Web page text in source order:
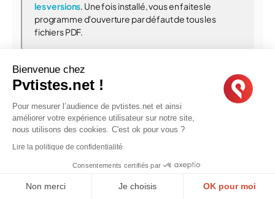
les versions. Une fois installé, vous en faites le
programme d'ouverture par défaut de tous les
fichiers PDF.
Merci beaucoup ! Top !!
1 2 3 4 ...
inscrire.
Bienvenue chez
Pvtistes.net !
Pour mesurer l’audience de pvtistes.net et ainsi
améliorer votre expérience utilisateur sur notre site,
nous utilisons des cookies. C'est ok pour vous ?
Lire la politique de confidentialité
Consentements certifiés par
Non merci Je choisis OK pour moi